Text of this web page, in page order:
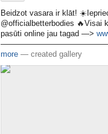
Beidzot vasara ir klāt! ☀️
@officialbetterbodies 🔥Visai
pasūti online jau tagad —>
more — created gallery